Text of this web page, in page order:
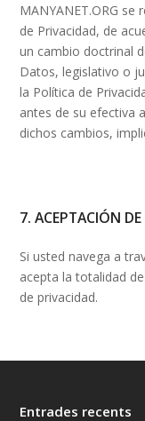
MANYANET.ORG
de Privacidad, de
un cambio doctrinal
Datos, legislativo o
la Política de
antes de su efectiva
dichos cambios,
7. ACEPTACIÓN
Si usted navega a
acepta la totalidad
de privacidad.
Entrades recents